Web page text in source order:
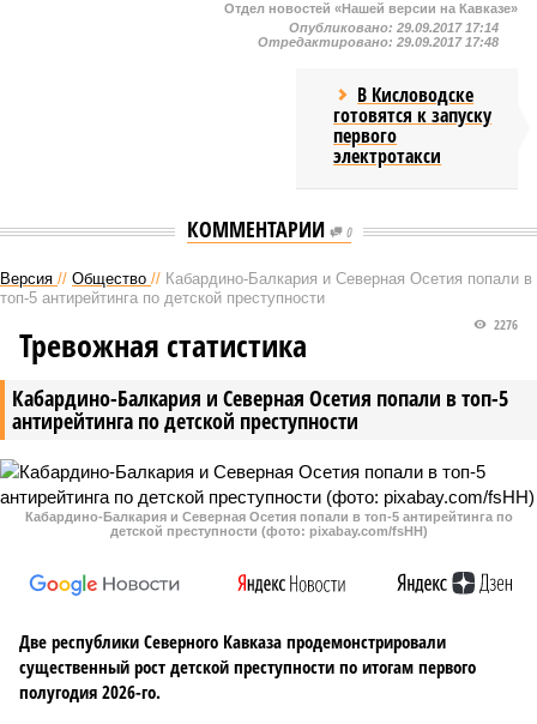
Отдел новостей «Нашей версии на Кавказе»
Опубликовано: 29.09.2017 17:14
Отредактировано: 29.09.2017 17:48
В Кисловодске
готовятся к запуску
первого
электротакси
КОММЕНТАРИИ 0
Версия // Общество // Кабардино-Балкария и Северная Осетия попали в
топ-5 антирейтинга по детской преступности
Кабардино-Балкария и Северная Осетия попали в топ-5
антирейтинга по детской преступности
2276
Тревожная статистика
Кабардино-Балкария и Северная Осетия попали в топ-5 антирейтинга по
детской преступности (фото: pixabay.com/fsHH)
Две республики Северного Кавказа продемонстрировали
существенный рост детской преступности по итогам первого
полугодия 2026-го.